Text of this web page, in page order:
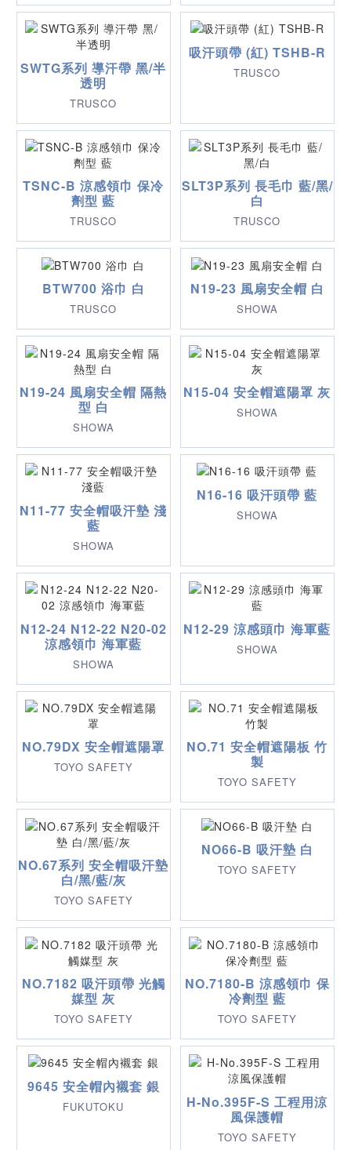
SWTG系列 導汗帶 黑/半
透明
TRUSCO
吸汗頭帶 (紅) TSHB-R
TRUSCO
TSNC-B 涼感領巾 保冷
劑型 藍
TRUSCO
SLT3P系列 長毛巾 藍/黑/
白
TRUSCO
BTW700 浴巾 白
TRUSCO
N19-23 風扇安全帽 白
SHOWA
N19-24 風扇安全帽 隔熱
型 白
SHOWA
N15-04 安全帽遮陽罩 灰
SHOWA
N11-77 安全帽吸汗墊 淺
藍
SHOWA
N16-16 吸汗頭帶 藍
SHOWA
N12-24 N12-22 N20-02
涼感領巾 海軍藍
SHOWA
N12-29 涼感頭巾 海軍藍
SHOWA
NO.79DX 安全帽遮陽罩
TOYO SAFETY
NO.71 安全帽遮陽板 竹
製
TOYO SAFETY
NO.67系列 安全帽吸汗墊
白/黑/藍/灰
TOYO SAFETY
NO66-B 吸汗墊 白
TOYO SAFETY
NO.7182 吸汗頭帶 光觸
媒型 灰
TOYO SAFETY
NO.7180-B 涼感領巾 保
冷劑型 藍
TOYO SAFETY
9645 安全帽內襯套 銀
FUKUTOKU
H-No.395F-S 工程用涼
風保護帽
TOYO SAFETY